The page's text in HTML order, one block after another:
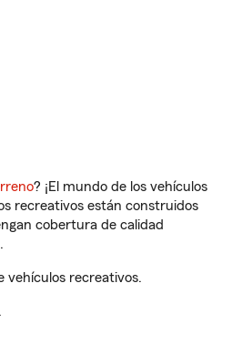
? ¡El mundo de los vehículos
recreativos están construidos
cobertura de calidad
vehículos recreativos.